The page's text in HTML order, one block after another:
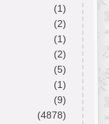
(1)
(2)
(1)
(2)
(5)
(1)
(9)
(4878)